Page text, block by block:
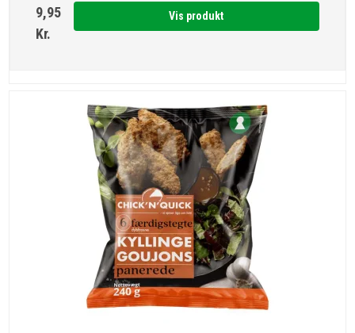
9,95
Kr.
Vis produkt